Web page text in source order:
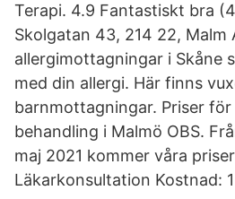
Terapi. 4.9 Fantastiskt bra
Skolgatan 43, 214 22, Malm
allergimottagningar i Skåne
med din allergi. Här finns
barnmottagningar. Priser
behandling i Malmö OBS.
maj 2021 kommer våra
Läkarkonsultation Kostnad: